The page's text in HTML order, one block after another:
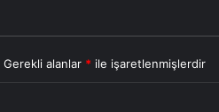
Gerekli alanlar * ile işaretlenmişlerdir